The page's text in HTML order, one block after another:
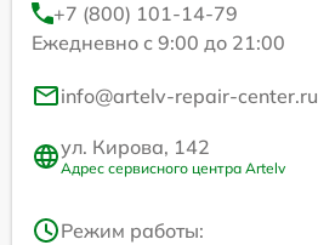
+7 (800) 101-14-79
Ежедневно с 9:00 до 21:00
info@artelv-repair-center.ru
ул. Кирова, 142
Адрес сервисного центра Artelv
Режим работы: